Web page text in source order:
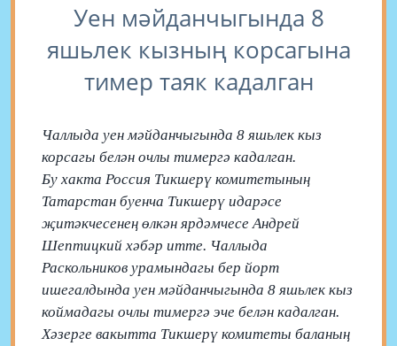
Уен мәйданчыгында 8
яшьлек кызның корсагына
тимер таяк кадалган
Чаллыда уен мәйданчыгында 8 яшьлек кыз
корсагы белән очлы тимергә кадалган.
Бу хакта Россия Тикшерү комитетының
Татарстан буенча Тикшерү идарәсе
җитәкчесенең өлкән ярдәмчесе Андрей
Шептицкий хәбәр итте. Чаллыда
Раскольников урамындагы бер йорт
ишегалдында уен мәйданчыгында 8 яшьлек кыз
коймадагы очлы тимергә эче белән кадалган.
Хәзерге вакытта Тикшерү комитеты баланың